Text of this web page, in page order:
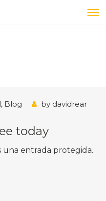
, Blog by davidrear
today
una entrada protegida.